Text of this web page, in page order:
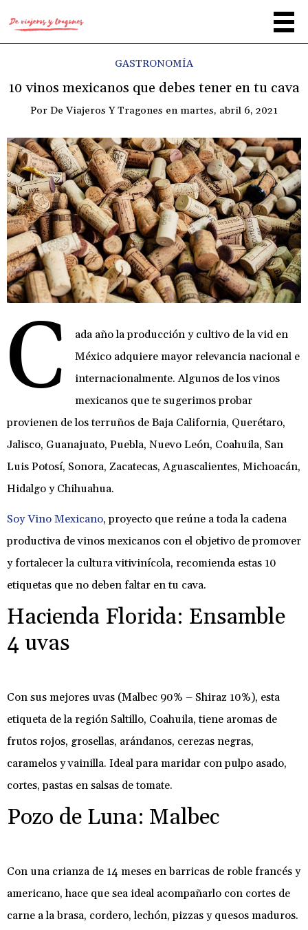
GASTRONOMÍA
10 vinos mexicanos que debes tener en tu cava
Por De Viajeros Y Tragones enmartes, abril 6, 2021
C
ada año la producción y cultivo de la vid en
México adquiere mayor relevancia nacional e
internacionalmente. Algunos de los vinos
mexicanos que te sugerimos probar
provienen de los terruños de Baja California, Querétaro,
Jalisco, Guanajuato, Puebla, Nuevo León, Coahuila, San
Luis Potosí, Sonora, Zacatecas, Aguascalientes, Michoacán,
Hidalgo y Chihuahua.
Soy Vino Mexicano, proyecto que reúne a toda la cadena
productiva de vinos mexicanos con el objetivo de promover
y fortalecer la cultura vitivinícola, recomienda estas 10
etiquetas que no deben faltar en tu cava.
Hacienda Florida: Ensamble
4 uvas
Con sus mejores uvas (Malbec 90% – Shiraz 10%), esta
etiqueta de la región Saltillo, Coahuila, tiene aromas de
frutos rojos, grosellas, arándanos, cerezas negras,
caramelos y vainilla. Ideal para maridar con pulpo asado,
cortes, pastas en salsas de tomate.
Pozo de Luna: Malbec
Con una crianza de 14 meses en barricas de roble francés y
americano, hace que sea ideal acompañarlo con cortes de
carne a la brasa, cordero, lechón, pizzas y quesos maduros.